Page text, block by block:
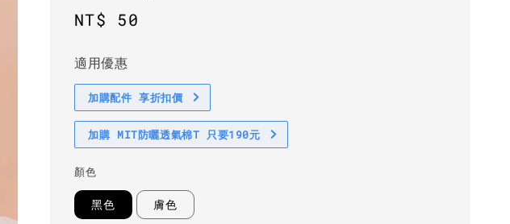
Regular
NT$ 50
適用優惠
加購配件 享折扣價
加購 MIT防曬透氣棉T 只要190元
顏色
黑色 膚色